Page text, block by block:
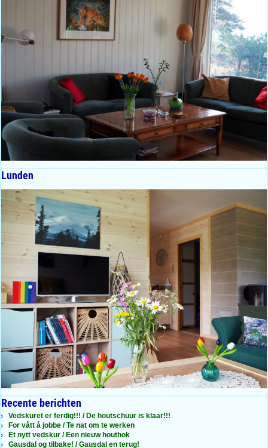
Lunden
Recente berichten
Vedskuret er ferdig!!! / De houtschuur is klaar!!!
For vått å jobbe / Te nat om te werken
Et nytt vedskur / Een nieuw houthok
Gausdal og tilbake! / Gausdal en terug!